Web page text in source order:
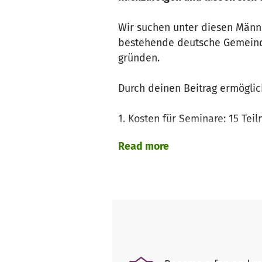
Wir suchen unter diesen
bestehende deutsche
gründen.
Durch deinen Beitrag
1. Kosten für Seminare: 15
teilzunehmen. Es deckt die
2. Wir nehmen Trainees auf
3. www.oriental-leaders.org
In regelmässigen
aktualisiert. Dafür holen wir
Read more